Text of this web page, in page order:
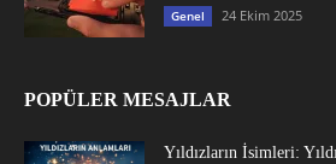
Genel 24 Ekim 2025
POPÜLER MESAJLAR
Yıldızların İsimleri: